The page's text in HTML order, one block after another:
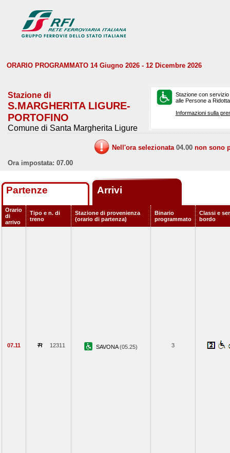
ORARIO PROGRAMMATO 14 Giugno 2026 - 12 Dicembre 2026
Stazione di
S.MARGHERITA LIGURE-
PORTOFINO
Comune di Santa Margherita Ligure
Stazione con
alle Persone a
Informazioni sulla
Nell'ora selezionata 04.00 non sono
Ora impostata: 07.00
Partenze Arrivi
Orario
di
arrivo
Tipo e n. di
treno
Stazione di provenienza
(orario di partenza)
Binario
programmato
Classi e
bordo
07.11 12311 SAVONA(05.25) 3